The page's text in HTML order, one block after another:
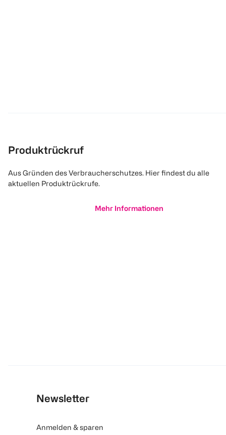
Produktrückruf
Aus Gründen des Verbraucherschutzes. Hier findest du alle
aktuellen Produktrückrufe.
Mehr Informationen
Newsletter
Anmelden & sparen